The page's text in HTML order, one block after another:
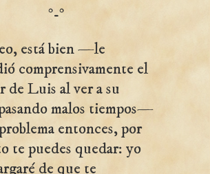
°-°
está bien —le
comprensivamente el
de Luis al ver a su
malos tiempos—
entonces, por
te puedes quedar: yo
de que te